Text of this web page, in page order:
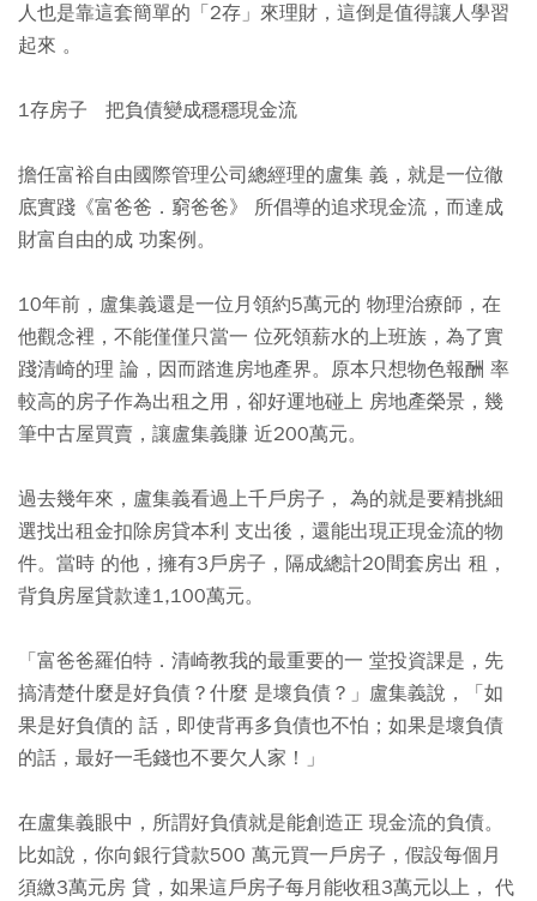
人也是靠這套簡單的「2存」來理財，這倒是值得讓人學習
起來 。
1存房子 把負債變成穩穩現金流
擔任富裕自由國際管理公司總經理的盧集 義，就是一位徹
底實踐《富爸爸．窮爸爸》 所倡導的追求現金流，而達成
財富自由的成 功案例。
10年前，盧集義還是一位月領約5萬元的 物理治療師，在
他觀念裡，不能僅僅只當一 位死領薪水的上班族，為了實
踐清崎的理 論，因而踏進房地產界。原本只想物色報酬 率
較高的房子作為出租之用，卻好運地碰上 房地產榮景，幾
筆中古屋買賣，讓盧集義賺 近200萬元。
過去幾年來，盧集義看過上千戶房子， 為的就是要精挑細
選找出租金扣除房貸本利 支出後，還能出現正現金流的物
件。當時 的他，擁有3戶房子，隔成總計20間套房出 租，
背負房屋貸款達1,100萬元。
「富爸爸羅伯特．清崎教我的最重要的一 堂投資課是，先
搞清楚什麼是好負債？什麼 是壞負債？」盧集義說，「如
果是好負債的 話，即使背再多負債也不怕；如果是壞負債
的話，最好一毛錢也不要欠人家！」
在盧集義眼中，所謂好負債就是能創造正 現金流的負債。
比如說，你向銀行貸款500 萬元買一戶房子，假設每個月
須繳3萬元房 貸，如果這戶房子每月能收租3萬元以上， 代